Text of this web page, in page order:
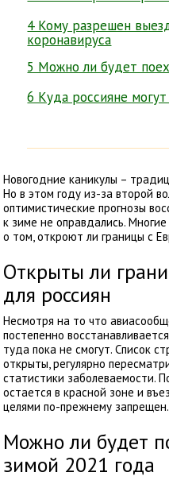
4 Кому разрешен
коронавируса
5 Можно ли будет
6 Куда россияне
Новогодние каникулы –
Но в этом году из-за второй
оптимистические прогнозы
к зиме не оправдались.
о том, откроют ли границы с
Открыты ли
для россиян
Несмотря на то что
постепенно
туда пока не смогут. Список
открыты, регулярно
статистики заболеваемости.
остается в красной зоне и
целями по-прежнему запрещен.
Можно ли будет
зимой 2021 года